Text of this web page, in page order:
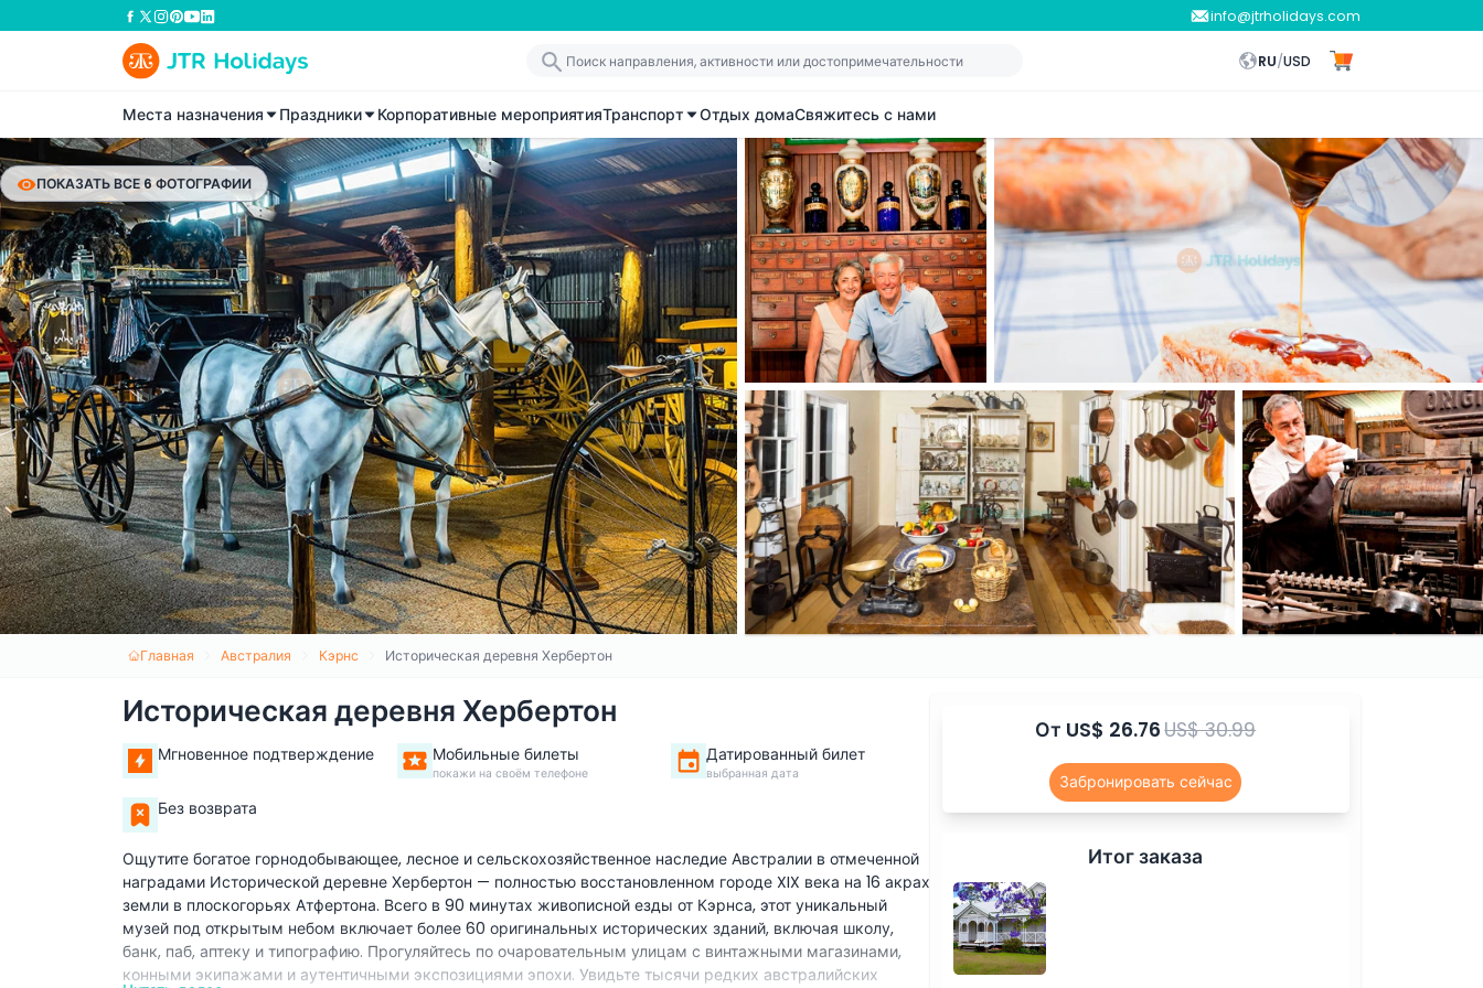
info@jtrholidays.com
RU/USD
Места назначения Праздники Корпоративные мероприятияТранспорт Отдых домаСвяжитесь с нами
ПОКАЗАТЬ ВСЕ 6 ФОТОГРАФИИ
Главная Австралия Кэрнс Историческая деревня Хербертон
Историческая деревня Хербертон
Мгновенное подтверждение Мобильные билеты
покажи на своём телефоне
Датированный билет
выбранная дата
Без возврата
Ощутите богатое горнодобывающее, лесное и сельскохозяйственное наследие Австралии в отмеченной
наградами Исторической деревне Хербертон — полностью восстановленном городе XIX века на 16 акрах
земли в плоскогорьях Атфертона. Всего в 90 минутах живописной езды от Кэрнса, этот уникальный
музей под открытым небом включает более 60 оригинальных исторических зданий, включая школу,
банк, паб, аптеку и типографию. Прогуляйтесь по очаровательным улицам с винтажными магазинами,
конными экипажами и аутентичными экспозициями эпохи. Увидьте тысячи редких австралийских
От US$ 26.76US$ 30.99
Забронировать сейчас
Итог заказа